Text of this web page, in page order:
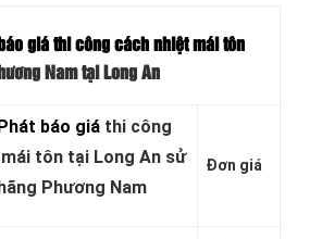
giá thi công cách nhiệt mái tôn
Nam tại Long An
báo giá thi công
tôn tại Long An sử
Phương Nam
Đơn giá